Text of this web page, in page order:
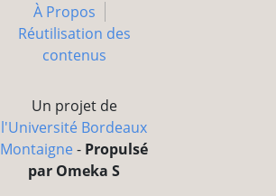
À Propos
Réutilisation des
contenus
Un projet de
l'Université Bordeaux
Montaigne - Propulsé
par Omeka S